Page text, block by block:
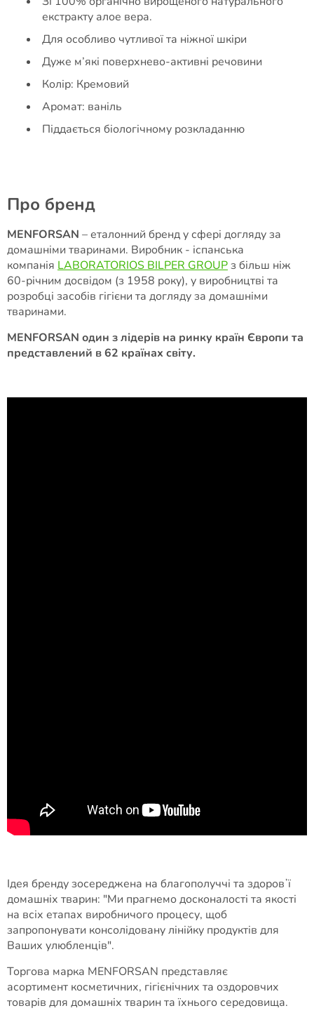
екстракту алое вера.
Для особливо чутливої та ніжної шкіри
Дуже м’які поверхнево-активні речовини
Колір: Кремовий
Аромат: ваніль
Піддається біологічному розкладанню
Про бренд
MENFORSAN – еталонний бренд у сфері догляду за
домашніми тваринами. Виробник - іспанська
компанія LABORATORIOS BILPER GROUPз більш ніж
60-річним досвідом (з 1958 року), у виробництві та
розробці засобів гігієни та догляду за домашніми
тваринами.
MENFORSAN один з лідерів на ринку країн Європи та
представлений в 62 країнах світу.
Ідея бренду зосереджена на благополуччі та здоровʼї
домашніх тварин: "Ми прагнемо досконалості та якості
на всіх етапах виробничого процесу, щоб
запропонувати консолідовану лінійку продуктів для
Ваших улюбленців".
Торгова марка MENFORSAN представляє
асортимент косметичних, гігієнічних та оздоровчих
товарів для домашніх тварин та їхнього середовища.